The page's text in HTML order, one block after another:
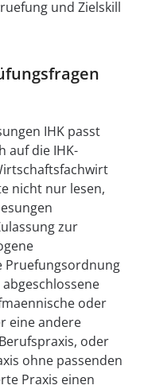
und Zielskill
IHK passt
auf die IHK-
nicht nur lesen,
zur
Pruefungsordnung
oder
eine andere
oder
ohne passenden
Praxis einen